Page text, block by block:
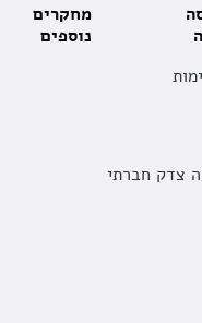
צדק חברתי
מחקרים
נוספים